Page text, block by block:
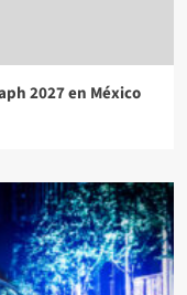
2027 en México